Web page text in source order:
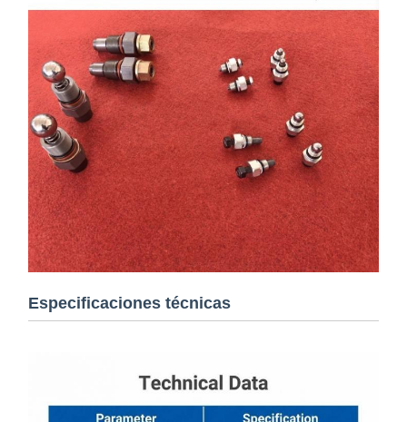
Especificaciones técnicas